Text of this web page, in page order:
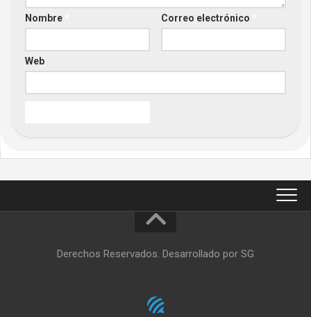
Nombre Correo electrónico
Web
Derechos Reservados. Desarrollado por SG